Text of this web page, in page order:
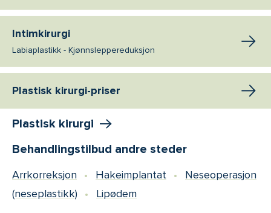
Intimkirurgi
Labiaplastikk - Kjønnsleppereduksjon
Plastisk kirurgi-priser
Plastisk kirurgi
Behandlingstilbud andre steder
Arrkorreksjon Hakeimplantat
Neseoperasjon
(neseplastikk)
Lipødem